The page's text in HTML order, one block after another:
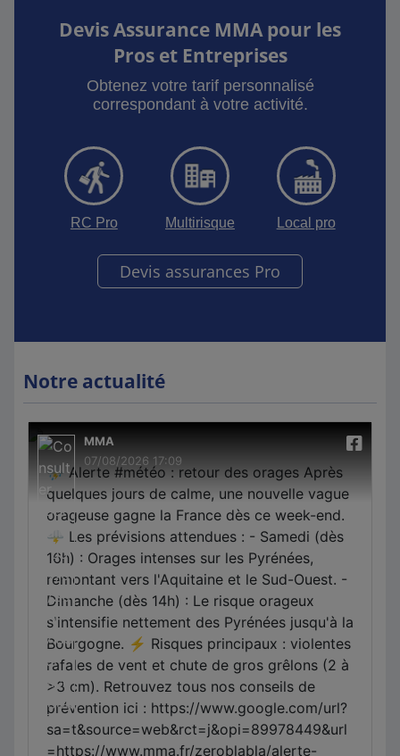
Devis Assurance MMA pour les
Pros et Entreprises
Obtenez votre tarif personnalisé
correspondant à votre activité.
RC Pro Multirisque Local pro
Devis assurances Pro
Notre actualité